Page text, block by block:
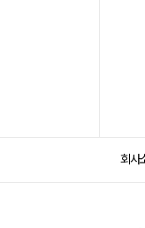
회사